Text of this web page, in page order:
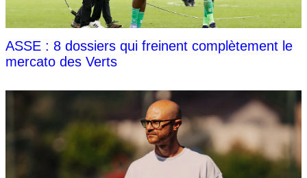
ASSE : 8 dossiers qui freinent complètement le
mercato des Verts